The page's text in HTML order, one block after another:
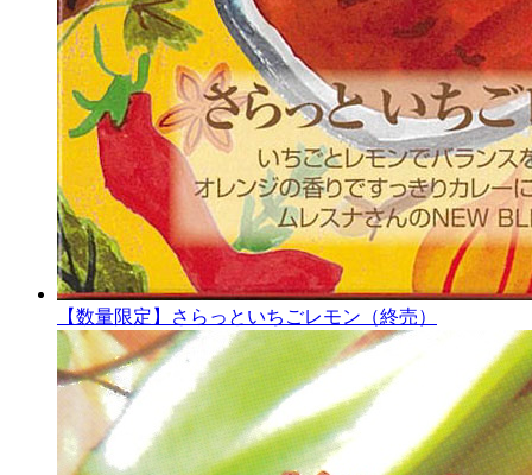
【数量限定】さらっといちごレモン（終売）